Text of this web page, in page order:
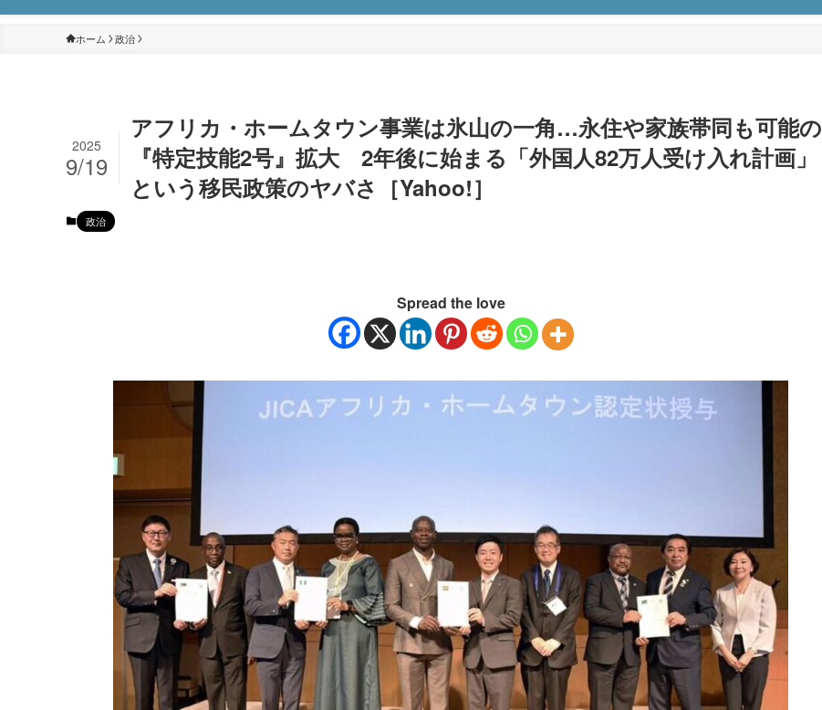
ホーム 政治
アフリカ・ホームタウン事業は氷山の一角…永住や家族帯同も可能の
『特定技能2号』拡大 2年後に始まる「外国人82万人受け入れ計画」
という移民政策のヤバさ［Yahoo!］
2025
9/19
政治
Spread the love